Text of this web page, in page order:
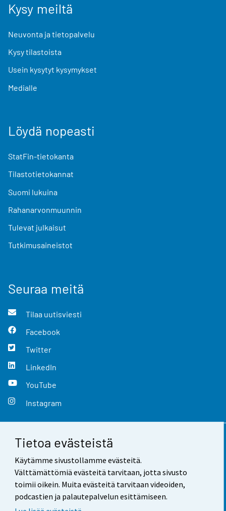
Tietoa evästeistä
Käytämme sivustollamme evästeitä.
Välttämättömiä evästeitä tarvitaan, jotta sivusto
toimii oikein. Muita evästeitä tarvitaan videoiden,
podcastien ja palautepalvelun esittämiseen.
Kysy meiltä
Neuvonta ja tietopalvelu
Kysy tilastoista
Usein kysytyt kysymykset
Medialle
Löydä nopeasti
StatFin-tietokanta
Tilastotietokannat
Suomi lukuina
Rahanarvonmuunnin
Tulevat julkaisut
Tutkimusaineistot
Seuraa meitä
Tilaa uutisviesti
Facebook
Twitter
LinkedIn
YouTube
Instagram
Yhteystiedot
Palaute
Käyttöehdot